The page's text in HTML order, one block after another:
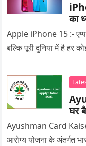
का
Apple iPhone 15 :-
बल्कि पूरी दुनिया में है हर
घर
Ayushman Card
आरोग्य योजना के अंतर्गत